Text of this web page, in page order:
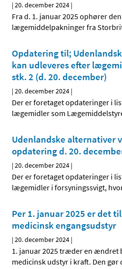
|20. december 2024 |
Fra d. 1. januar 2025 ophører
lægemiddelpakninger fra
Opdatering til;
kan udleveres efter
stk. 2 (d. 20. december)
|20. december 2024 |
Der er foretaget opdateringer i
lægemidler som
Udenlandske alternativer
opdatering d. 20.
|20. december 2024 |
Der er foretaget opdateringer i
lægemidler i forsyningssvigt,
Per 1. januar 2025 er det
medicinsk engangsudstyr
|20. december 2024 |
1. januar 2025 træder en ændret
medicinsk udstyr i kraft. Den gør